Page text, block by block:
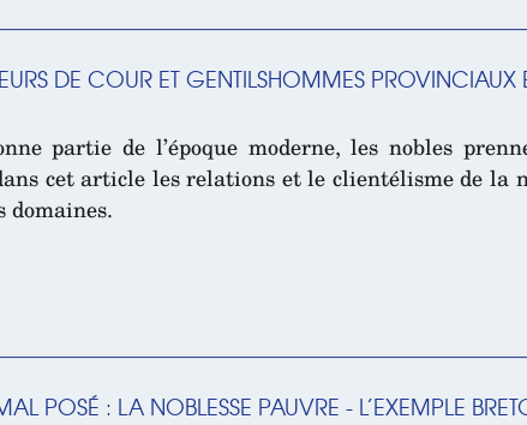
DE COUR ET GENTILSHOMMES PROVINCIAUX
partie de l’époque moderne, les nobles
cet article les relations et le clientélisme de la
domaines.
POSÉ : LA NOBLESSE PAUVRE - L’EXEMPLE